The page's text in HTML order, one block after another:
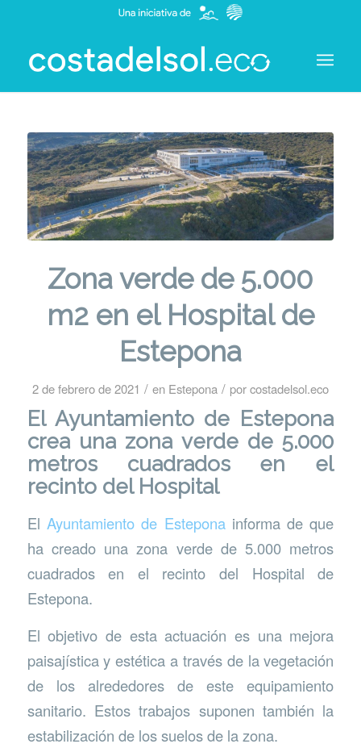
Zona verde de 5.000
m2 en el Hospital de
Estepona
2 de febrero de 2021 / en Estepona / porcostadelsol.eco
El Ayuntamiento de Estepona
crea una zona verde de 5.000
metros cuadrados en el
recinto del Hospital
El Ayuntamiento de Esteponainforma de que
ha creado una zona verde de 5.000 metros
cuadrados en el recinto del Hospital de
Estepona.
El objetivo de esta actuación es una mejora
paisajística y estética a través de la vegetación
de los alrededores de este equipamiento
sanitario. Estos trabajos suponen también la
estabilización de los suelos de la zona.